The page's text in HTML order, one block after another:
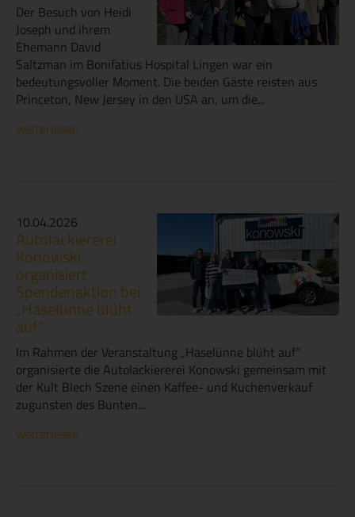
Der Besuch von Heidi
Joseph und ihrem
Ehemann David
Saltzman im Bonifatius Hospital Lingen war ein
bedeutungsvoller Moment. Die beiden Gäste reisten aus
Princeton, New Jersey in den USA an, um die...
weiterlesen
10.04.2026
Autolackiererei
Konowski
organisiert
Spendenaktion bei
„Haselünne blüht
auf“
Im Rahmen der Veranstaltung „Haselünne blüht auf“
organisierte die Autolackiererei Konowski gemeinsam mit
der Kult Blech Szene einen Kaffee- und Kuchenverkauf
zugunsten des Bunten...
weiterlesen